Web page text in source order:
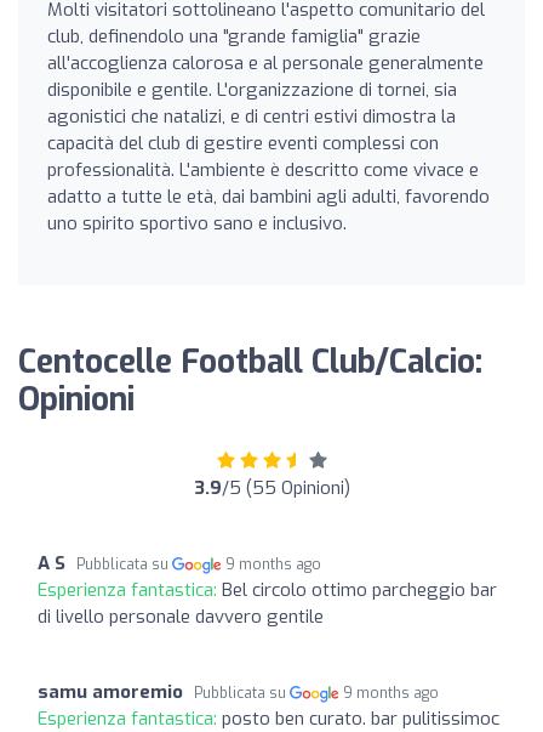
Molti visitatori sottolineano l'aspetto comunitario del
club, definendolo una "grande famiglia" grazie
all'accoglienza calorosa e al personale generalmente
disponibile e gentile. L'organizzazione di tornei, sia
agonistici che natalizi, e di centri estivi dimostra la
capacità del club di gestire eventi complessi con
professionalità. L'ambiente è descritto come vivace e
adatto a tutte le età, dai bambini agli adulti, favorendo
uno spirito sportivo sano e inclusivo.
Centocelle Football Club/Calcio:
Opinioni
3.9/5 (55 Opinioni)
A S Pubblicata su 9 months ago
Esperienza fantastica: Bel circolo ottimo parcheggio bar
di livello personale davvero gentile
samu amoremio Pubblicata su 9 months ago
Esperienza fantastica: posto ben curato. bar pulitissimoc